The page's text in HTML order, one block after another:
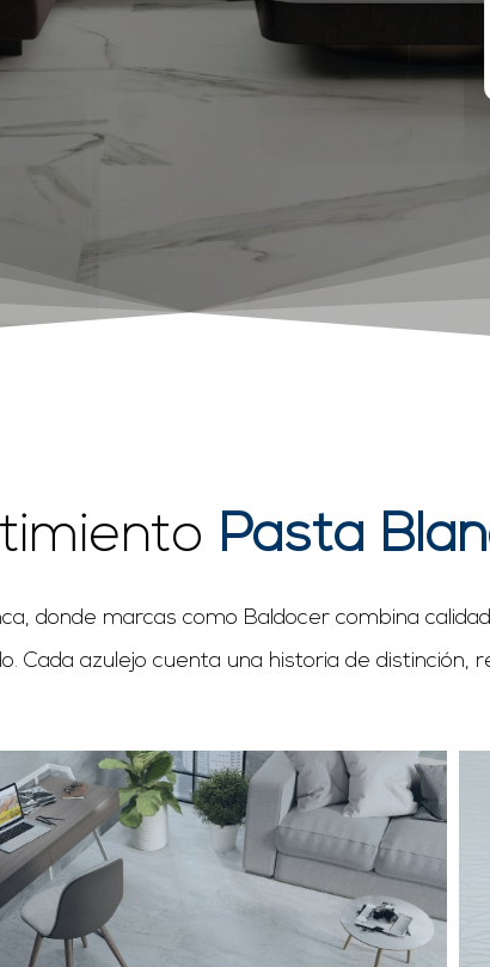
Pasta
donde marcas como Baldocer combina
Cada azulejo cuenta una historia de distinción,